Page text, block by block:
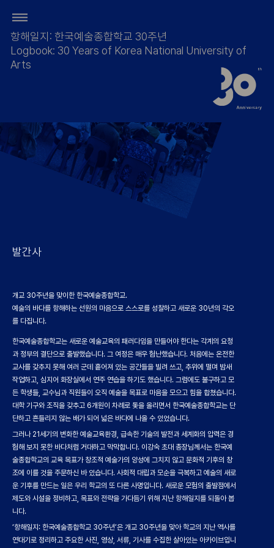
항해일지: 한국예술종합학교 30주년
Logbook: 30 Years of Korea National University of
Arts
발간사
개교 30주년을 맞이한 한국예술종합학교.
예술의 바다를 항해하는 선원의 마음으로 스스로를 성찰하고 새로운 30년의 각오
를 다집니다.
한국예술종합학교는 새로운 예술교육의 패러다임을 만들어야 한다는 각계의 요청
과 정부의 결단으로 출발했습니다. 그 여정은 매우 험난했습니다. 처음에는 온전한
교사를 갖추지 못해 여러 군데 흩어져 있는 공간들을 빌려 쓰고, 추위에 떨며 밤새
작업하고, 심지어 화장실에서 연주 연습을 하기도 했습니다. 그럼에도 불구하고 모
든 학생들, 교수님과 직원들이 오직 예술을 목표로 마음을 모으고 힘을 합쳤습니다.
대학 기구와 조직을 갖추고 6개원이 차례로 돛을 올리면서 한국예술종합학교는 단
단하고 흔들리지 않는 배가 되어 넓은 바다에 나올 수 있었습니다.
그러나 21세기의 변화한 예술교육환경, 급속한 기술의 발전과 세계화의 압력은 경
험해 보지 못한 바다처럼 거대하고 막막합니다. 이강숙 초대 총장님께서는 한국예
술종합학교의 교육 목표가 창조적 예술가의 양성에 그치지 않고 문화적 기후의 창
조에 이를 것을 주문하신 바 있습니다. 사회적 대립과 모순을 극복하고 예술의 새로
운 기후를 만드는 일은 우리 학교의 또 다른 사명입니다. 새로운 모험의 출발점에서
제도와 시설을 정비하고, 목표와 전략을 가다듬기 위해 지난 항해일지를 되돌아 봅
니다.
‘항해일지: 한국예술종합학교 30주년’은 개교 30주년을 맞아 학교의 지난 역사를
연대기로 정리하고 주요한 사진, 영상, 서류, 기사를 수집한 살아있는 아카이브입니